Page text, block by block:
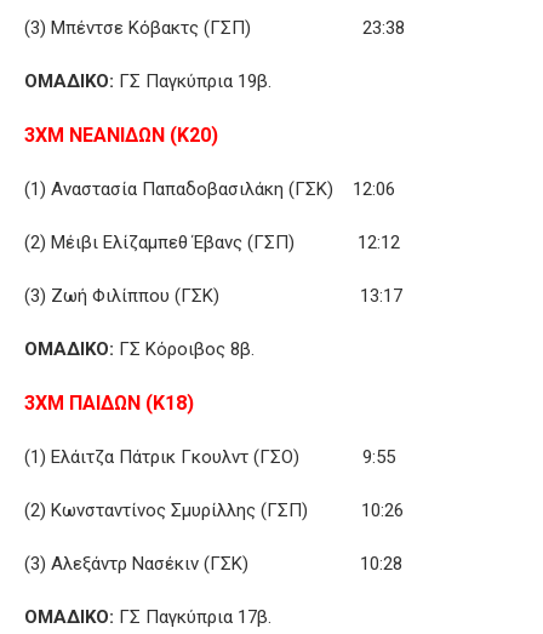
(3) Μπέντσε Κόβακτς (ΓΣΠ) 23:38
ΟΜΑΔΙΚΟ: ΓΣ Παγκύπρια 19β.
3ΧΜ ΝΕΑΝΙΔΩΝ (Κ20)
(1) Αναστασία Παπαδοβασιλάκη (ΓΣΚ) 12:06
(2) Μέιβι Ελίζαμπεθ Έβανς (ΓΣΠ) 12:12
(3) Ζωή Φιλίππου (ΓΣΚ) 13:17
ΟΜΑΔΙΚΟ: ΓΣ Κόροιβος 8β.
3ΧΜ ΠΑΙΔΩΝ (Κ18)
(1) Ελάιτζα Πάτρικ Γκουλντ (ΓΣΟ) 9:55
(2) Κωνσταντίνος Σμυρίλλης (ΓΣΠ) 10:26
(3) Αλεξάντρ Νασέκιν (ΓΣΚ) 10:28
ΟΜΑΔΙΚΟ: ΓΣ Παγκύπρια 17β.